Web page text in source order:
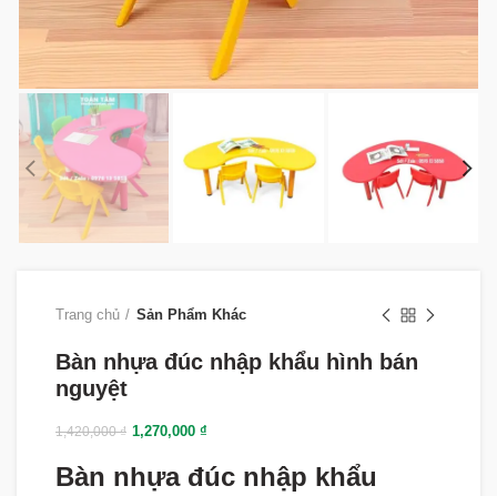
Trang chủ Sản Phẩm Khác
Bàn nhựa đúc nhập khẩu hình bán
nguyệt
1,420,000₫ 1,270,000 ₫
Bàn nhựa đúc nhập khẩu